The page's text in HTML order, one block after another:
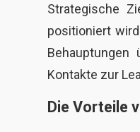
Strategische
positioniert
Kontakte zur
Die Vorteile